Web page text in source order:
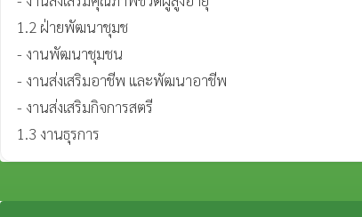
1.2 ฝ่ายพัฒนาชุมช
- งานพัฒนาชุมชน
- งานส่งเสริมอาชีพ และพัฒนาอาชีพ
- งานส่งเสริมกิจการสตรี
1.3 งานธุรการ